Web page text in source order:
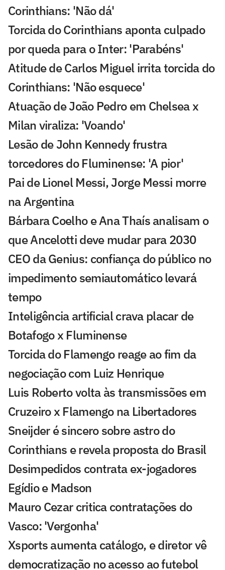
Corinthians: 'Não dá'
Torcida do Corinthians aponta culpado
por queda para o Inter: 'Parabéns'
Atitude de Carlos Miguel irrita torcida do
Corinthians: 'Não esquece'
Atuação de João Pedro em Chelsea x
Milan viraliza: 'Voando'
Lesão de John Kennedy frustra
torcedores do Fluminense: 'A pior'
Pai de Lionel Messi, Jorge Messi morre
na Argentina
Bárbara Coelho e Ana Thaís analisam o
que Ancelotti deve mudar para 2030
CEO da Genius: confiança do público no
impedimento semiautomático levará
tempo
Inteligência artificial crava placar de
Botafogo x Fluminense
Torcida do Flamengo reage ao fim da
negociação com Luiz Henrique
Luis Roberto volta às transmissões em
Cruzeiro x Flamengo na Libertadores
Sneijder é sincero sobre astro do
Corinthians e revela proposta do Brasil
Desimpedidos contrata ex-jogadores
Egídio e Madson
Mauro Cezar critica contratações do
Vasco: 'Vergonha'
Xsports aumenta catálogo, e diretor vê
democratização no acesso ao futebol